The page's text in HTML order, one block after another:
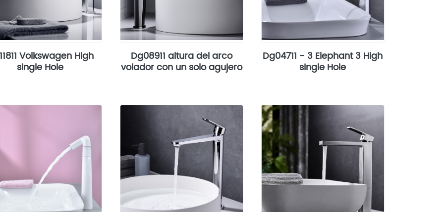
Volkswagen High
single Hole
Dg08911 altura del arco
volador con un solo agujero
Dg04711 - 3 Elephant 3 High
single Hole